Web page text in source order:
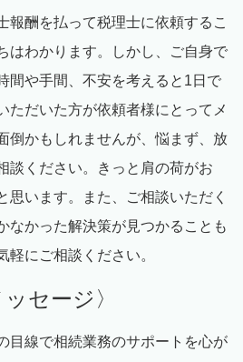
報酬を払って税理士に依頼するこ
はわかります。しかし、ご自身で
間や手間、不安を考えると1日で
ただいた方が依頼者様にとってメ
倒かもしれませんが、悩まず、放
談ください。きっと肩の荷がお
思います。また、ご相談いただく
なかった解決策が見つかることも
軽にご相談ください。
セージ〉
目線で相続業務のサポートを心が